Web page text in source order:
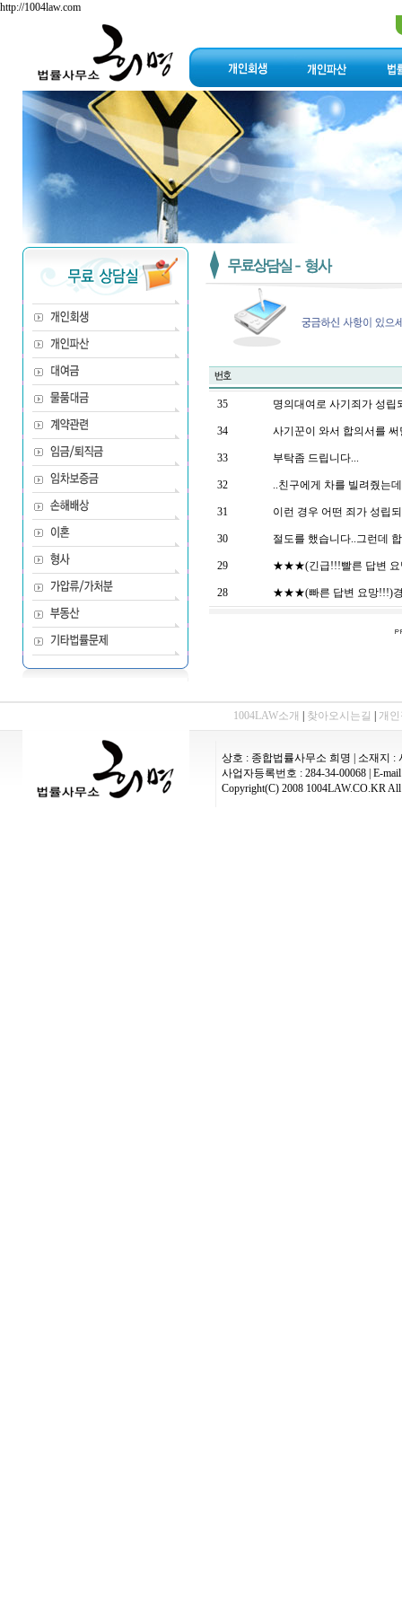
http://1004law.com
35 명의대여로 사기죄가 성립
34 사기꾼이 와서 합의서를
33 부탁좀 드립니다...
32 ..친구에게 차를 빌려줬는
31 이런 경우 어떤 죄가 성립
30 절도를 했습니다..그런데
29 ★★★(긴급!!!빨른 답변 요
28 ★★★(빠른 답변 요망!!!)
1004LAW소개 찾아오시는길 개
상호 : 종합법률사무소 희명 | 소재지 :
사업자등록번호 : 284-34-00068 | E-
Copyright(C) 2008 1004LAW.CO.KR All